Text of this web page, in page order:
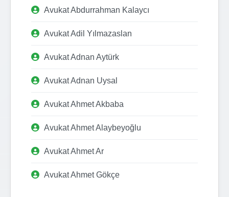
Avukat Abdurrahman Kalaycı
Avukat Adil Yılmazaslan
Avukat Adnan Aytürk
Avukat Adnan Uysal
Avukat Ahmet Akbaba
Avukat Ahmet Alaybeyoğlu
Avukat Ahmet Ar
Avukat Ahmet Gökçe